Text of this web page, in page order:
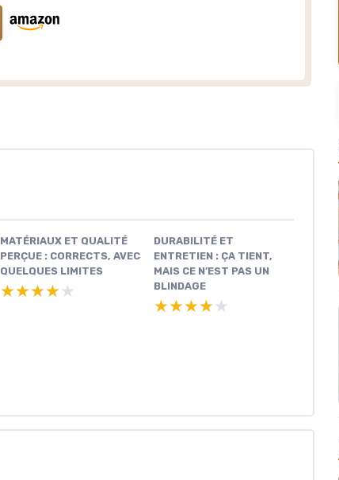
MATÉRIAUX ET QUALITÉ
PERÇUE : CORRECTS, AVEC
QUELQUES LIMITES
★★★★★
★★★★★
DURABILITÉ ET
ENTRETIEN : ÇA TIENT,
MAIS CE N’EST PAS UN
BLINDAGE
★★★★★
★★★★★